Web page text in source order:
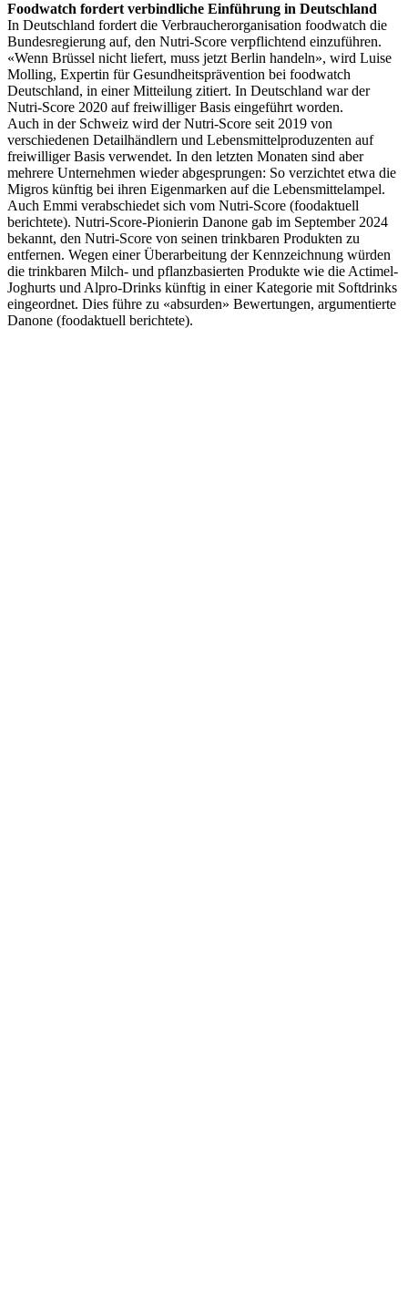
Foodwatch fordert verbindliche Einführung in Deutschland
In Deutschland fordert die Verbraucherorganisation foodwatch die
Bundesregierung auf, den Nutri-Score verpflichtend einzuführen.
«Wenn Brüssel nicht liefert, muss jetzt Berlin handeln», wird Luise
Molling, Expertin für Gesundheitsprävention bei foodwatch
Deutschland, in einer Mitteilung zitiert. In Deutschland war der
Nutri-Score 2020 auf freiwilliger Basis eingeführt worden.
Auch in der Schweiz wird der Nutri-Score seit 2019 von
verschiedenen Detailhändlern und Lebensmittelproduzenten auf
freiwilliger Basis verwendet. In den letzten Monaten sind aber
mehrere Unternehmen wieder abgesprungen: So verzichtet etwa die
Migros künftig bei ihren Eigenmarken auf die Lebensmittelampel.
Auch Emmi verabschiedet sich vom Nutri-Score (foodaktuell
berichtete). Nutri-Score-Pionierin Danone gab im September 2024
bekannt, den Nutri-Score von seinen trinkbaren Produkten zu
entfernen. Wegen einer Überarbeitung der Kennzeichnung würden
die trinkbaren Milch- und pflanzbasierten Produkte wie die Actimel-
Joghurts und Alpro-Drinks künftig in einer Kategorie mit Softdrinks
eingeordnet. Dies führe zu «absurden» Bewertungen, argumentierte
Danone (foodaktuell berichtete).